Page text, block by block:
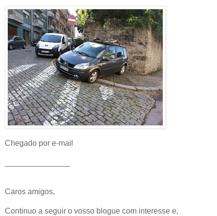
Chegado por e-mail
Caros amigos,
Continuo a seguir o vosso blogue com interesse e,